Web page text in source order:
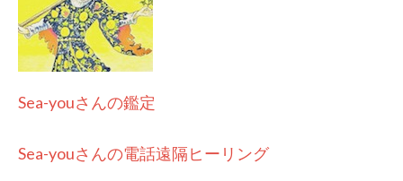
Sea-youさんの鑑定
Sea-youさんの電話遠隔ヒーリング